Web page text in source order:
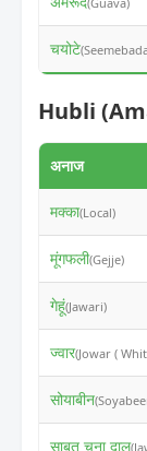
चयोटे
Hubli
अनाज
मक्का(Local)
मूंगफली(Gejje)
गेहूं(Jawari)
ज्वार(Jowar (
सोयाबीन
साबुत चना दाल